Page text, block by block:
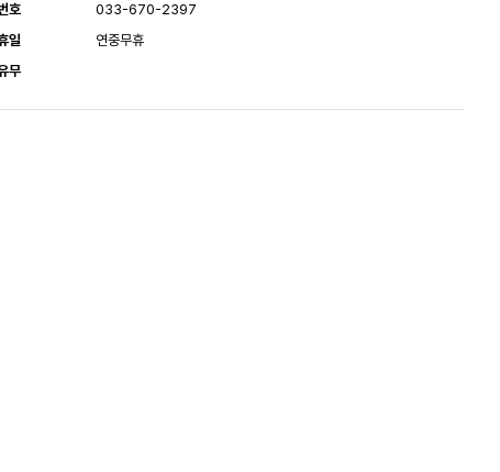
호
033-670-2397
일
연중무휴
무